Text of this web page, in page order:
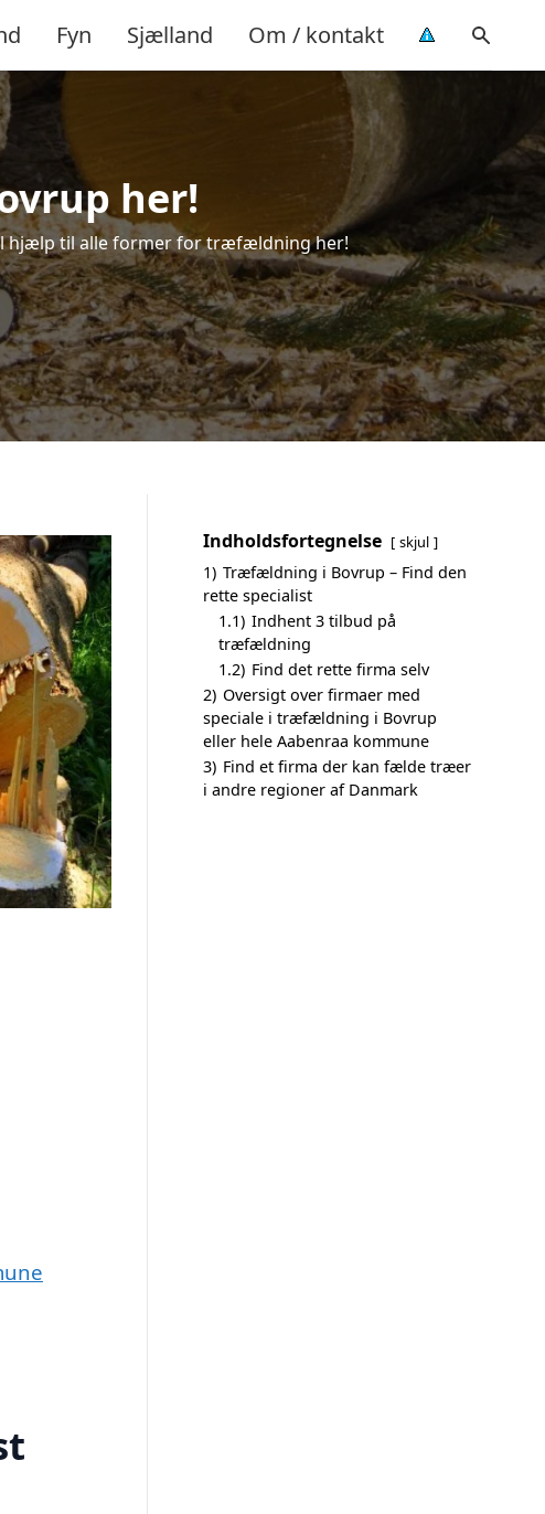
Fyn Sjælland Om / kontakt
her!
hjælp til alle former for træfældning her!
Indholdsfortegnelse skjul
1) Træfældning i Bovrup – Find den
rette specialist
1.1) Indhent 3 tilbud på
træfældning
1.2) Find det rette firma selv
2) Oversigt over firmaer med
speciale i træfældning i Bovrup
eller hele Aabenraa kommune
3) Find et firma der kan fælde træer
i andre regioner af Danmark